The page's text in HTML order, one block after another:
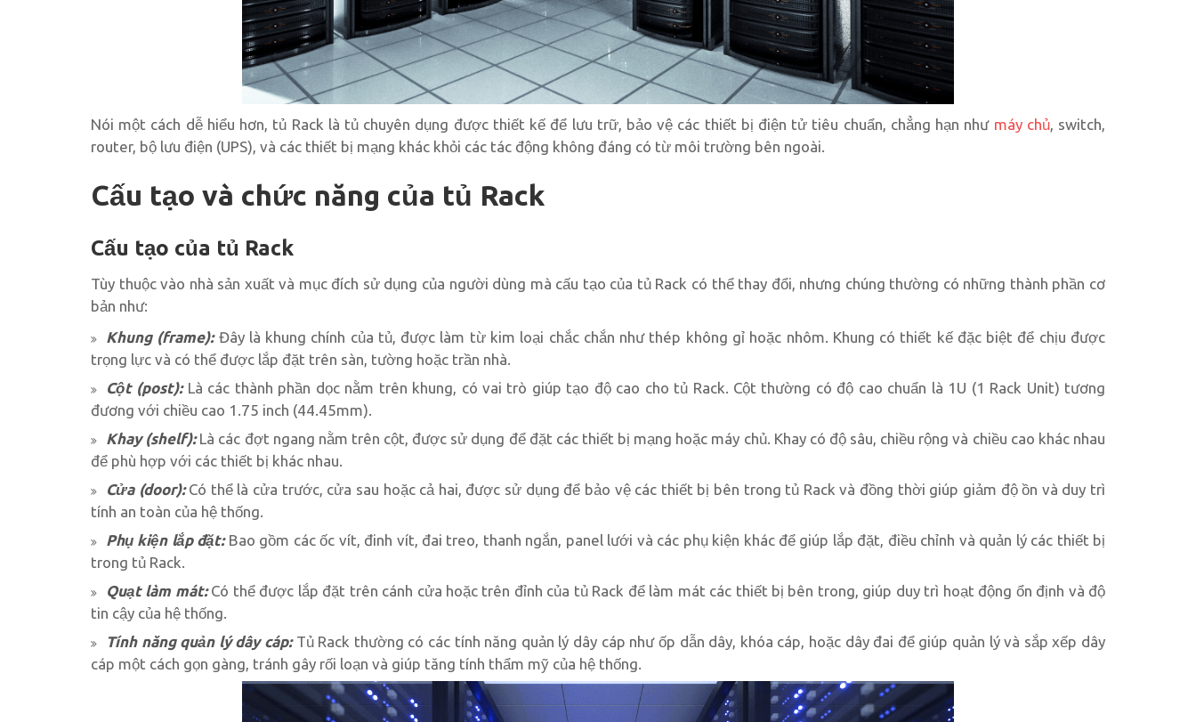
Nói một cách dễ hiểu hơn, tủ Rack là tủ chuyên dụng được thiết kế để lưu trữ, bảo vệ các thiết bị điện tử tiêu chuẩn, chẳng hạn như máy chủ, switch,
router, bộ lưu điện (UPS), và các thiết bị mạng khác khỏi các tác động không đáng có từ môi trường bên ngoài.
Cấu tạo và chức năng của tủ Rack
Cấu tạo của tủ Rack
Tùy thuộc vào nhà sản xuất và mục đích sử dụng của người dùng mà cấu tạo của tủ Rack có thể thay đổi, nhưng chúng thường có những thành phần cơ
bản như:
Khung (frame): Đây là khung chính của tủ, được làm từ kim loại chắc chắn như thép không gỉ hoặc nhôm. Khung có thiết kế đặc biệt để chịu được
trọng lực và có thể được lắp đặt trên sàn, tường hoặc trần nhà.
Cột (post):Là các thành phần dọc nằm trên khung, có vai trò giúp tạo độ cao cho tủ Rack. Cột thường có độ cao chuẩn là 1U (1 Rack Unit) tương
đương với chiều cao 1.75 inch (44.45mm).
Khay (shelf):Là các đợt ngang nằm trên cột, được sử dụng để đặt các thiết bị mạng hoặc máy chủ. Khay có độ sâu, chiều rộng và chiều cao khác nhau
để phù hợp với các thiết bị khác nhau.
Cửa (door):Có thể là cửa trước, cửa sau hoặc cả hai, được sử dụng để bảo vệ các thiết bị bên trong tủ Rack và đồng thời giúp giảm độ ồn và duy trì
tính an toàn của hệ thống.
Phụ kiện lắp đặt:Bao gồm các ốc vít, đinh vít, đai treo, thanh ngắn, panel lưới và các phụ kiện khác để giúp lắp đặt, điều chỉnh và quản lý các thiết bị
trong tủ Rack.
Quạt làm mát:Có thể được lắp đặt trên cánh cửa hoặc trên đỉnh của tủ Rack để làm mát các thiết bị bên trong, giúp duy trì hoạt động ổn định và độ
tin cậy của hệ thống.
Tính năng quản lý dây cáp:Tủ Rack thường có các tính năng quản lý dây cáp như ốp dẫn dây, khóa cáp, hoặc dây đai để giúp quản lý và sắp xếp dây
cáp một cách gọn gàng, tránh gây rối loạn và giúp tăng tính thẩm mỹ của hệ thống.